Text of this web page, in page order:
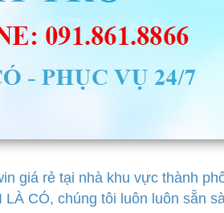
giá rẻ tại nhà khu vực thành
CÓ, chúng tôi luôn luôn sẵn